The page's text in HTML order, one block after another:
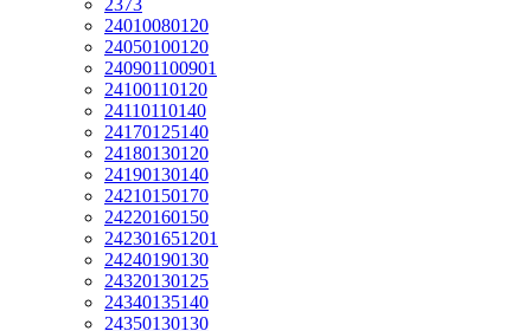
24010080120
24050100120
240901100901
24100110120
24110110140
24170125140
24180130120
24190130140
24210150170
24220160150
242301651201
24240190130
24320130125
24340135140
24350130130